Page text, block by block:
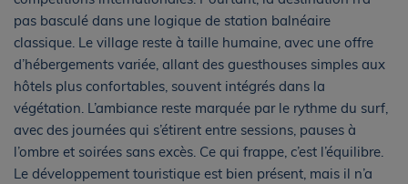
pas basculé dans une logique de station balnéaire
classique. Le village reste à taille humaine, avec une offre
d’hébergements variée, allant des guesthouses simples aux
hôtels plus confortables, souvent intégrés dans la
végétation. L’ambiance reste marquée par le rythme du surf,
avec des journées qui s’étirent entre sessions, pauses à
l’ombre et soirées sans excès. Ce qui frappe, c’est l’équilibre.
Le développement touristique est bien présent, mais il n’a